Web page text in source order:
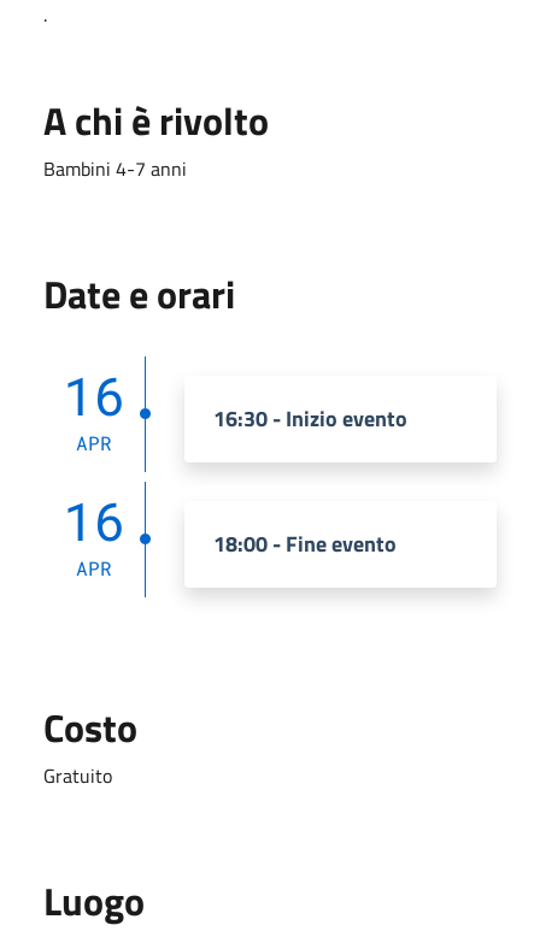
.
A chi è rivolto
Bambini 4-7 anni
Date e orari
16
APR
16:30 - Inizio evento
16
APR
18:00 - Fine evento
Costo
Gratuito
Luogo